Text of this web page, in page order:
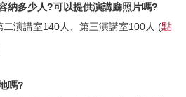
納多少人?可以提供演講廳照片嗎?
二演講室140人、第三演講室100人 (點
嗎?